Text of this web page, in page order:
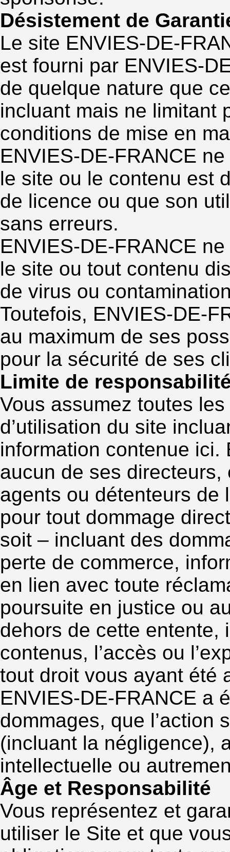
Désistement de
Le site ENVIES-DE-
est fourni par ENVIES-
de quelque nature que
incluant mais ne limitant
conditions de mise en
ENVIES-DE-FRANCE
le site ou le contenu est
de licence ou que son
sans erreurs.
ENVIES-DE-FRANCE
le site ou tout contenu
de virus ou
Toutefois, ENVIES-DE-
au maximum de ses
pour la sécurité de ses
Limite de
Vous assumez toutes
d’utilisation du site
information contenue ici.
aucun de ses
agents ou détenteurs de
pour tout dommage
soit – incluant des
perte de commerce,
en lien avec toute
poursuite en justice ou
dehors de cette entente,
contenus, l’accès ou
tout droit vous ayant été
ENVIES-DE-FRANCE a
dommages, que l’action
(incluant la négligence),
intellectuelle ou
Âge et Responsabilité
Vous représentez et
utiliser le Site et que